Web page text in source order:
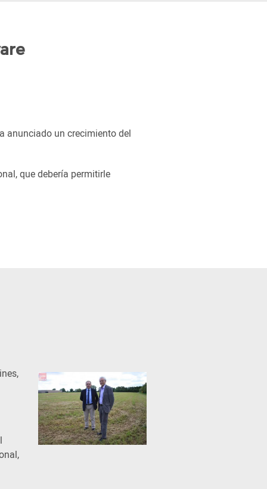
anunciado un crecimiento del
que debería permitirle